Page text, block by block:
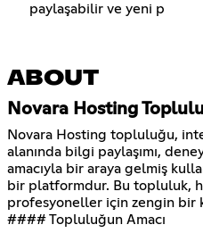
paylaşabilir ve yeni p
ABOUT
Novara Hosting
Novara Hosting topluluğu,
alanında bilgi paylaşımı,
amacıyla bir araya gelmiş
bir platformdur. Bu topluluk,
profesyoneller için zengin bir
#### Topluluğun Amacı